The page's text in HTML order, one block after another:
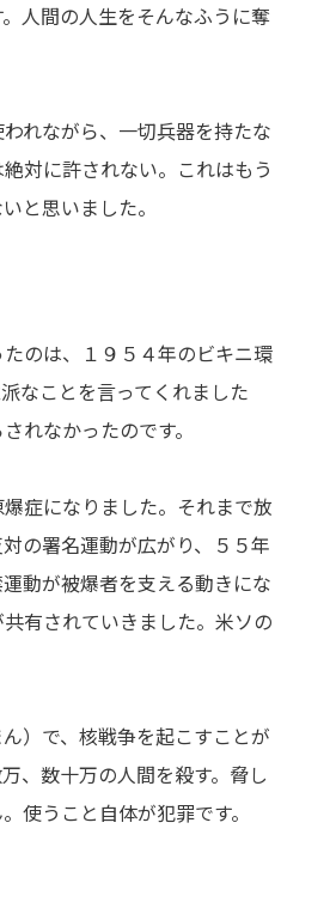
人間の人生をそんなふうに奪
れながら、一切兵器を持たな
対に許されない。これはもう
と思いました。
のは、１９５４年のビキニ環
なことを言ってくれました
れなかったのです。
症になりました。それまで放
の署名運動が広がり、５５年
動が被爆者を支える動きにな
有されていきました。米ソの
）で、核戦争を起こすことが
、数十万の人間を殺す。脅し
使うこと自体が犯罪です。